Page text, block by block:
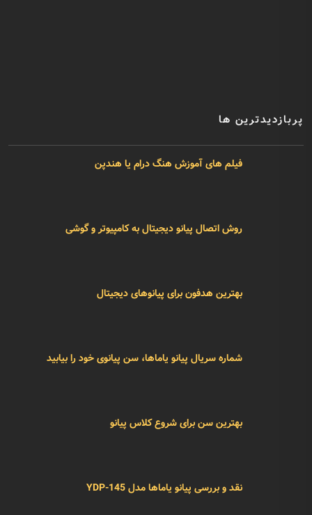
پربازدیدترین ها
فیلم های آموزش هنگ درام یا هندپن
روش اتصال پیانو دیجیتال به کامپیوتر و گوشی
بهترین هدفون برای پیانوهای دیجیتال
شماره سریال پیانو یاماها، سن پیانوی خود را بیابید
بهترین سن برای شروع کلاس پیانو
نقد و بررسی پیانو یاماها مدل YDP-145